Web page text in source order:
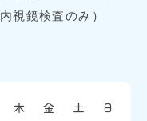
視鏡検査のみ）
木 金 土 日